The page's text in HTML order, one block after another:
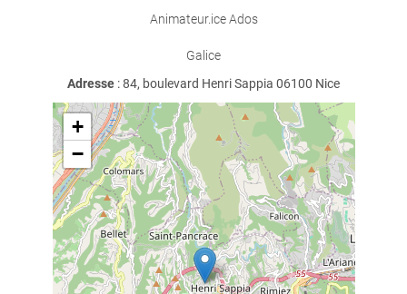
Animateur.ice Ados
Galice
Adresse : 84, boulevard Henri Sappia 06100 Nice
+
−